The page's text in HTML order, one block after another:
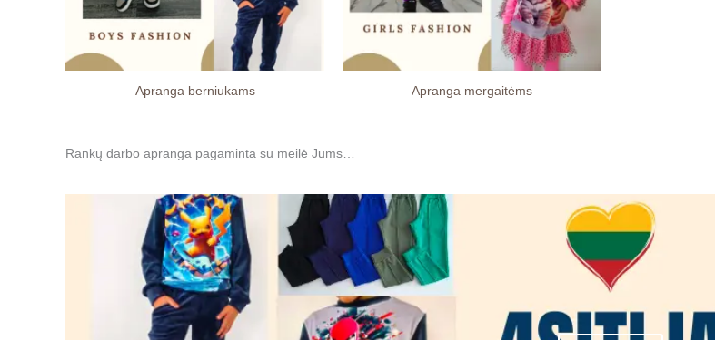
Apranga berniukams Apranga mergaitėms
Rankų darbo apranga pagaminta su meilė Jums…